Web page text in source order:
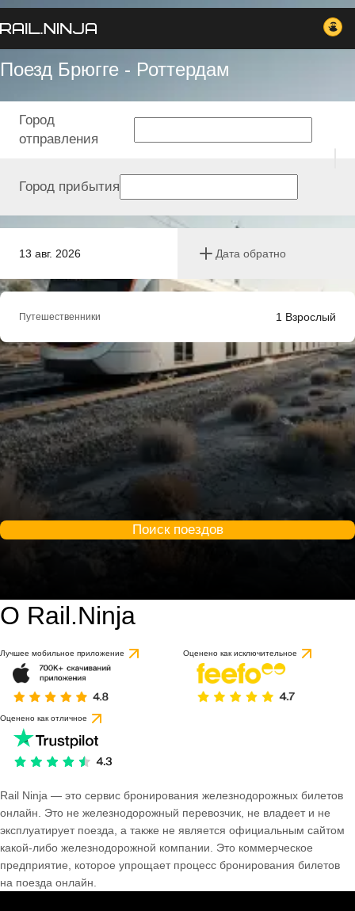
Поезд Брюгге - Роттердам
13 авг. 2026 Дата обратно
Город
отправления
Город прибытия
Путешественники 1 Взрослый
Поиск поездов
О Rail.Ninja
Лучшее мобильное приложение Оценено как исключительное
Оценено как отличное
Rail Ninja — это сервис бронирования железнодорожных билетов
онлайн. Это не железнодорожный перевозчик, не владеет и не
эксплуатирует поезда, а также не является официальным сайтом
какой-либо железнодорожной компании. Это коммерческое
предприятие, которое упрощает процесс бронирования билетов
на поезда онлайн.